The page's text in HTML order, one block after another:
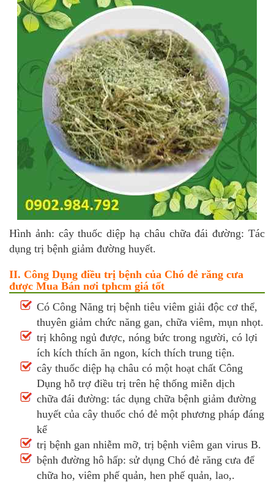
Hình ảnh: cây thuốc diệp hạ châu chữa đái đường: Tác
dụng trị bệnh giảm đường huyết.
II. Công Dụng điều trị bệnh của Chó đẻ răng cưa
được Mua Bán nơi tphcm giá tốt
Có Công Năng trị bệnh tiêu viêm giải độc cơ thể,
thuyên giảm chức năng gan, chữa viêm, mụn nhọt.
trị không ngủ được, nóng bức trong người, có lợi
ích kích thích ăn ngon, kích thích trung tiện.
cây thuốc diệp hạ châu có một hoạt chất Công
Dụng hỗ trợ điều trị trên hệ thống miễn dịch
chữa đái đường: tác dụng chữa bệnh giảm đường
huyết của cây thuốc chó đẻ một phương pháp đáng
kể
trị bệnh gan nhiễm mỡ, trị bệnh viêm gan virus B.
bệnh đường hô hấp: sử dụng Chó đẻ răng cưa để
chữa ho, viêm phế quản, hen phế quản, lao,.